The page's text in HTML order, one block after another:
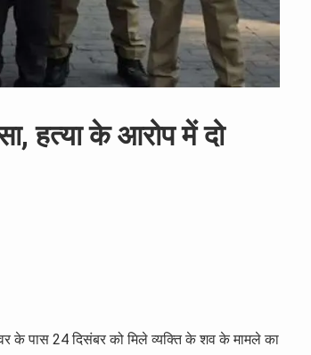
हत्या के आरोप में दो
के पास 24 दिसंबर को मिले व्यक्ति के शव के मामले का